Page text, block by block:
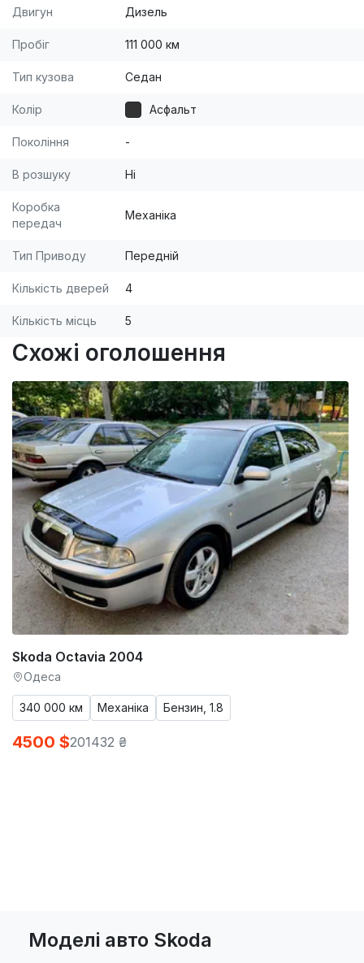
Двигун Дизель
Пробіг 111 000 км
Тип кузова Седан
Колір Асфальт
Покоління -
В розшуку Ні
Коробка
передач
Механіка
Тип Приводу Передній
Кількість дверей 4
Кількість місць 5
Схожі оголошення
Skoda Octavia 2004
Одеса
340 000 км Механіка Бензин, 1.8
4500 $201432 ₴
Моделі авто Skoda